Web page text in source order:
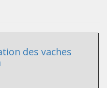
des vaches